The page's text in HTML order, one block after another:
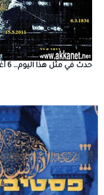
حدث في مثل هذا اليوم… 6 أغسطس أو 6 آب أو يوم 6 \ 8